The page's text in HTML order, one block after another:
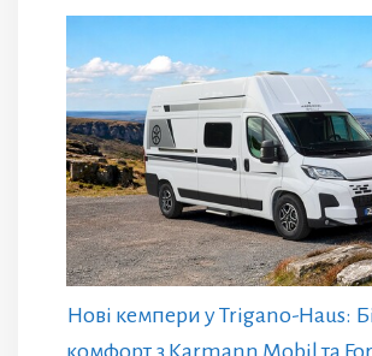
Нові кемпери у Trigano-Haus: